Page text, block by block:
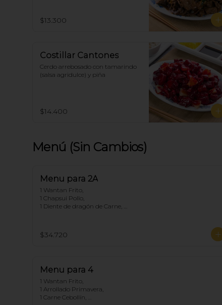
$13.300
Costillar Cantones
Cerdo arrebosado con tamarindo
(salsa agridulce) y piña
$14.400
Menú (Sin Cambios)
Menu para 2A
1 Wantan Frito,
1 Chapsui Pollo,
1 Diente de dragón de Carne,
$34.720
Menu para 4
1 Wantan Frito,
1 Arrollado Primavera,
1 Carne Cebollín,